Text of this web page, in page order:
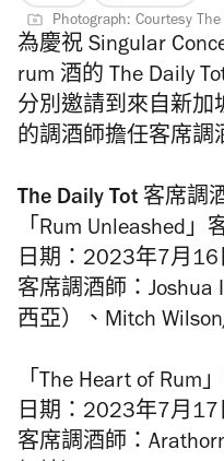
Photograph: Courtesy
為慶祝 Singular
rum 酒的 The Daily
分別邀請到來自新加
的調酒師擔任客席調
The Daily Tot 客席調
「Rum Unleashed」
日期：2023年7月16
客席調酒師：Joshua
西亞）、Mitch
「The Heart of Rum
日期：2023年7月17
客席調酒師：